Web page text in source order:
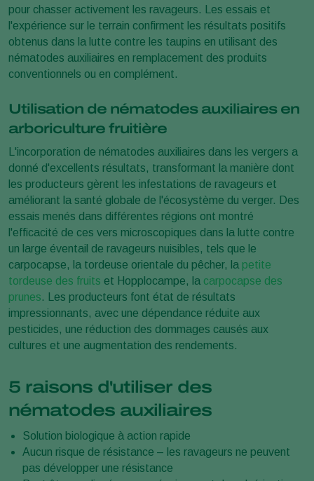
pour chasser activement les ravageurs. Les essais et
l'expérience sur le terrain confirment les résultats positifs
obtenus dans la lutte contre les taupins en utilisant des
nématodes auxiliaires en remplacement des produits
conventionnels ou en complément.
Utilisation de nématodes auxiliaires en
arboriculture fruitière
L'incorporation de nématodes auxiliaires dans les vergers a
donné d'excellents résultats, transformant la manière dont
les producteurs gèrent les infestations de ravageurs et
améliorant la santé globale de l'écosystème du verger. Des
essais menés dans différentes régions ont montré
l'efficacité de ces vers microscopiques dans la lutte contre
un large éventail de ravageurs nuisibles, tels que le
carpocapse, la tordeuse orientale du pêcher, la petite
tordeuse des fruits et Hopplocampe, la carpocapse des
prunes. Les producteurs font état de résultats
impressionnants, avec une dépendance réduite aux
pesticides, une réduction des dommages causés aux
cultures et une augmentation des rendements.
5 raisons d'utiliser des
nématodes auxiliaires
Solution biologique à action rapide
Aucun risque de résistance – les ravageurs ne peuvent
pas développer une résistance